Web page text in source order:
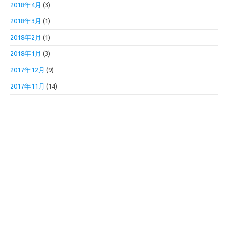
2018年4月 (3)
2018年3月 (1)
2018年2月 (1)
2018年1月 (3)
2017年12月 (9)
2017年11月 (14)